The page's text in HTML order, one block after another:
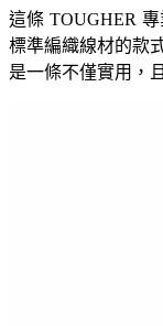
這條 TOUGHER
標準編織線材的款
是一條不僅實用，